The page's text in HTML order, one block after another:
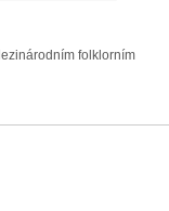
folklorním